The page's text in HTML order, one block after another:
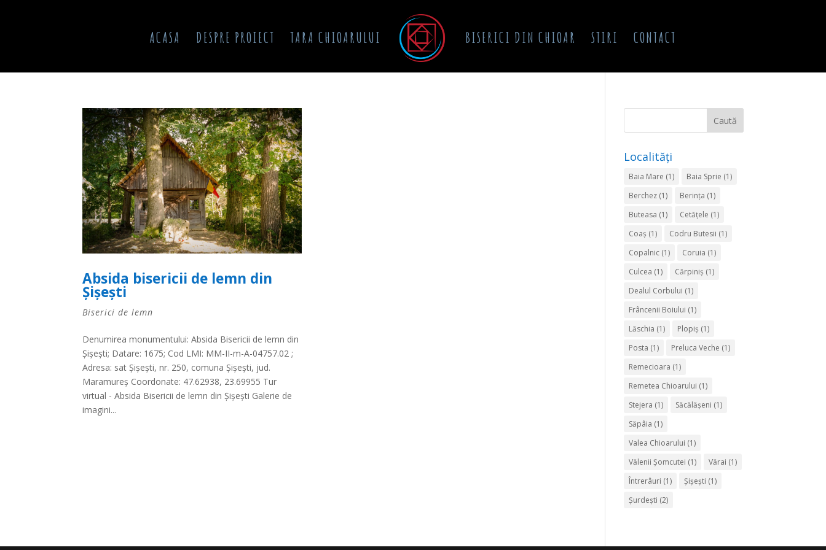
ACASA DESPRE PROIECT TARA CHIOARULUI BISERICI DIN CHIOAR STIRI CONTACT
Absida bisericii de lemn din
Şişeşti
Biserici de lemn
Denumirea monumentului: Absida Bisericii de lemn din
Şişeşti; Datare: 1675; Cod LMI: MM-II-m-A-04757.02 ;
Adresa: sat Şişeşti, nr. 250, comuna Şişeşti, jud.
Maramureş Coordonate: 47.62938, 23.69955 Tur
virtual - Absida Bisericii de lemn din Şişeşti Galerie de
imagini...
Localități
Baia Mare (1) Baia Sprie (1)
Berchez (1) Berinţa (1)
Buteasa (1) Cetăţele (1)
Coaş (1) Codru Butesii (1)
Copalnic (1) Coruia (1)
Culcea (1) Cărpiniş (1)
Dealul Corbului (1)
Frâncenii Boiului (1)
Lăschia (1) Plopiş (1)
Posta (1) Preluca Veche (1)
Remecioara (1)
Remetea Chioarului (1)
Stejera (1) Săcălăşeni (1)
Săpâia (1)
Valea Chioarului (1)
Vălenii Şomcutei (1) Vărai (1)
Întrerâuri (1) Şişeşti (1)
Şurdeşti (2)